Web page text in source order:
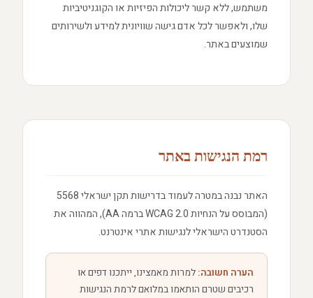
משתמש, ללא קשר ליכולות הפיזיות או הקוגניטיביות
שלו, ולאפשר לכל אדם גישה שוויונית למידע ולשירותים
שמוצעים באתר.
רמת הנגישות באתר
האתר נבנה במטרה לעמוד בדרישות תקן ישראלי 5568
(המבוסס על הנחיות WCAG 2.0 ברמה AA), המהווה את
הסטנדרט הישראלי לנגישות אתרי אינטרנט.
הערה חשובה: למרות מאמצינו, ייתכנו דפים או
רכיבים שטרם הותאמו במלואם לרמת הנגישות